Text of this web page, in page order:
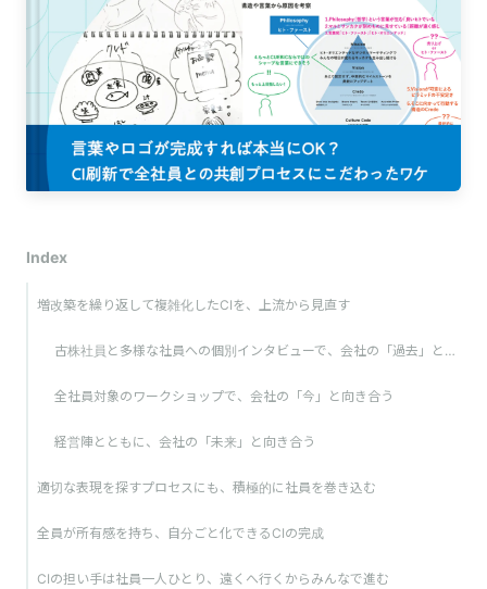
Index
増改築を繰り返して複雑化したCIを、上流から見直す
古株社員と多様な社員への個別インタビューで、会社の「過去」と向き合う
全社員対象のワークショップで、会社の「今」と向き合う
経営陣とともに、会社の「未来」と向き合う
適切な表現を探すプロセスにも、積極的に社員を巻き込む
全員が所有感を持ち、自分ごと化できるCIの完成
CIの担い手は社員一人ひとり、遠くへ行くからみんなで進む